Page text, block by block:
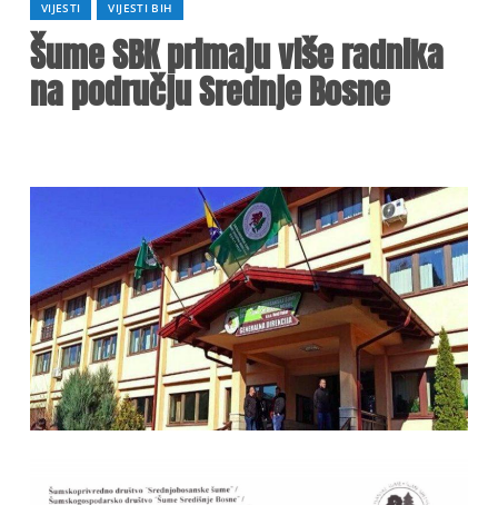
VIJESTI VIJESTI BIH
Šume SBK primaju više radnika
na području Srednje Bosne